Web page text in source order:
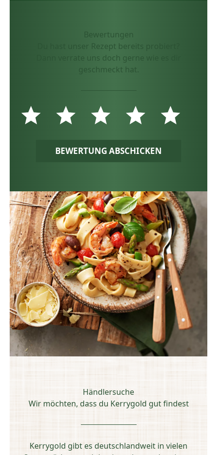
Bewertungen
Du hast unser Rezept bereits probiert?
Dann verrate uns doch gerne wie es dir
geschmeckt hat.
BEWERTUNG ABSCHICKEN
Händlersuche
Wir möchten, dass du Kerrygold gut findest
Kerrygold gibt es deutschlandweit in vielen